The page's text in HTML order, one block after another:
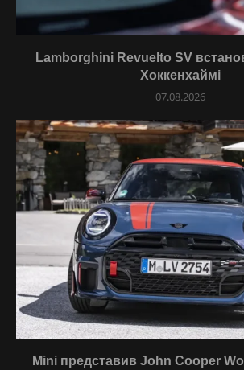
Lamborghini Revuelto SV
Хоккенхаймі
07.08.2026
Mini представив John Cooper